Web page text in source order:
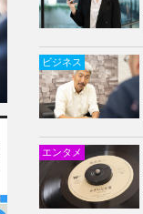
ビジネス
エンタメ